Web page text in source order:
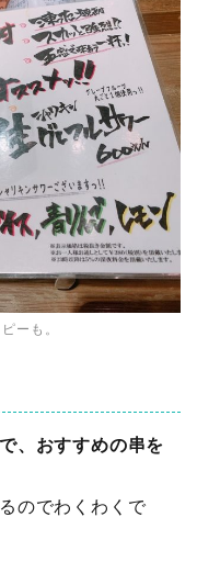
ーも。
、おすすめの串を
のでわくわくで